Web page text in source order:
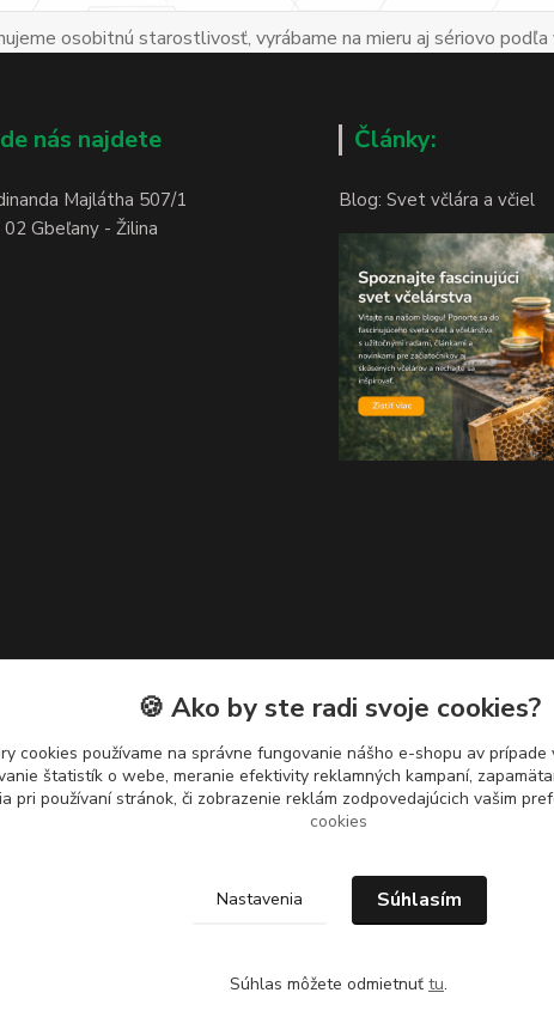
osobitnú starostlivosť, vyrábame na mieru aj sériovo podľa
nás najdete
Majlátha 507/1
Gbeľany - Žilina
Články:
Blog: Svet včlára a včiel
🍪 Ako by ste radi svoje cookies?
cookies používame na správne fungovanie nášho e-shopu av prípade
štatistík o webe, meranie efektivity reklamných kampaní,
pri používaní stránok, či zobrazenie reklám zodpovedajúcich vašim
cookies
Nastavenia Súhlasím
Súhlas môžete odmietnuť tu.